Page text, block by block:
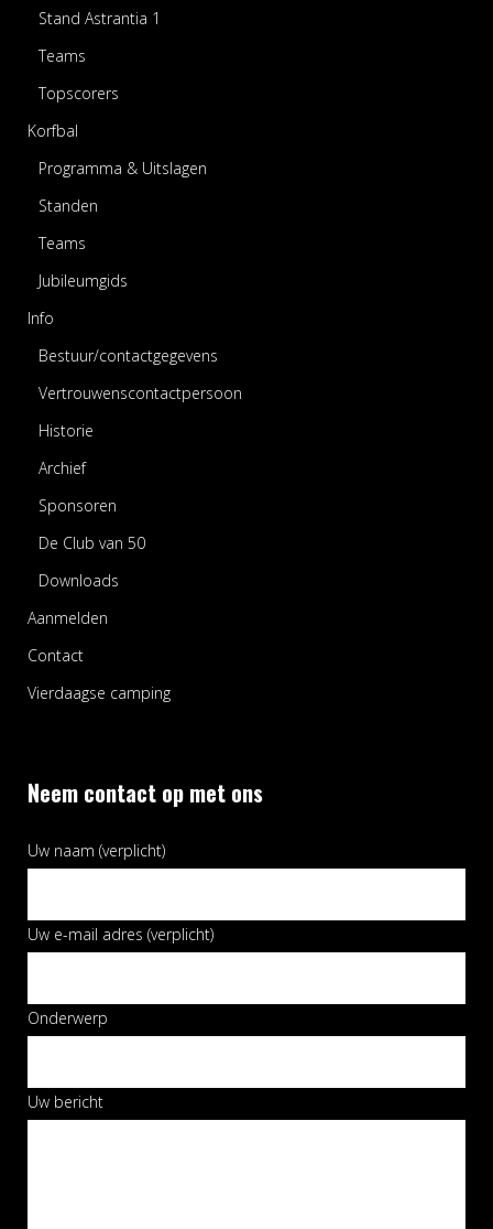
Stand Astrantia 1
Teams
Topscorers
Korfbal
Programma & Uitslagen
Standen
Teams
Jubileumgids
Info
Bestuur/contactgegevens
Vertrouwenscontactpersoon
Historie
Archief
Sponsoren
De Club van 50
Downloads
Aanmelden
Contact
Vierdaagse camping
Neem contact op met ons
Uw naam (verplicht)
Uw e-mail adres (verplicht)
Onderwerp
Uw bericht